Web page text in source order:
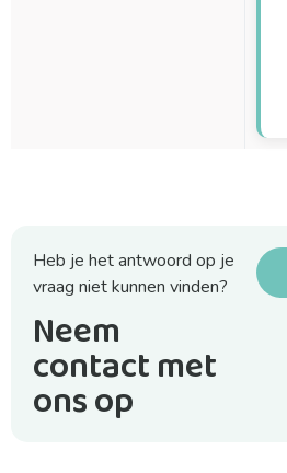
Heb je het antwoord op je
vraag niet kunnen vinden?
Neem
contact met
ons op